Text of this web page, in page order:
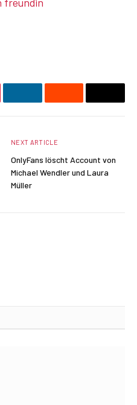
LinkedInReddit Email
NEXT ARTICLE
OnlyFans löscht Account von
Michael Wendler und Laura
Müller